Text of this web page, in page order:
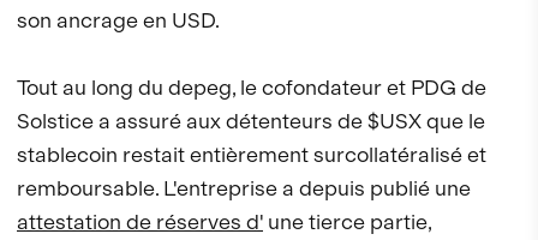
son ancrage en USD.
Tout au long du depeg, le cofondateur et PDG de
Solstice a assuré aux détenteurs de $USX que le
stablecoin restait entièrement surcollatéralisé et
remboursable. L'entreprise a depuis publié une
attestation de réserves d' une tierce partie,